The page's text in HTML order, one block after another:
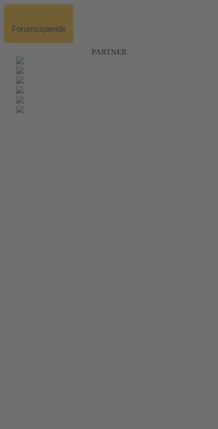
Forumsspende
PARTNER